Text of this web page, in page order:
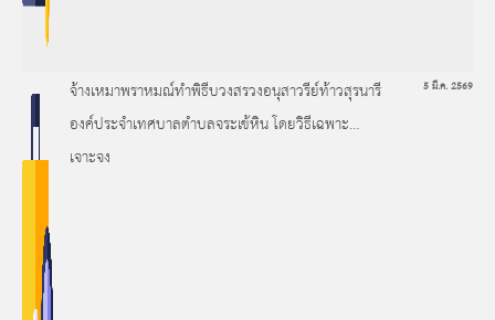
จ้างเหมาพราหมณ์ทำพิธีบวงสรวงอนุสาวรีย์ท้าวสุรนารี
องค์ประจำเทศบาลตำบลจระเข้หิน โดยวิธีเฉพาะ
เจาะจง
5 มี.ค. 2569